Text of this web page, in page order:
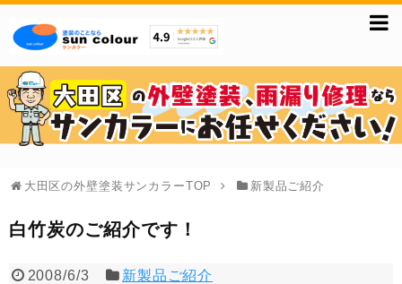
大田区の外壁塗装サンカラーTOP 新製品ご紹介
白竹炭のご紹介です！
2008/6/3 新製品ご紹介